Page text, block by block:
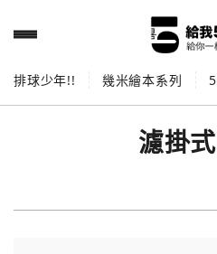
排球少年!! 幾米繪本系列
濾掛